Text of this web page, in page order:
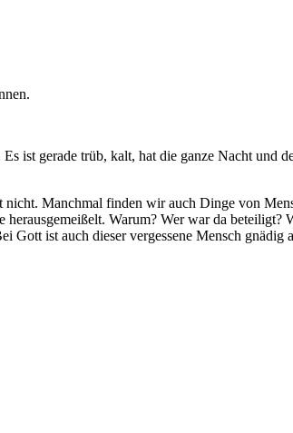
ist gerade trüb, kalt, hat die ganze Nacht und
Manchmal finden wir auch Dinge von
Warum? Wer war da beteiligt?
ist auch dieser vergessene Mensch gnädig